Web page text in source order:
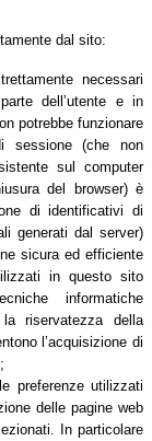
dal sito:
necessari
dell’utente e in
potrebbe funzionare
sessione (che non
sul computer
del browser) è
di identificativi di
generati dal server)
sicura ed efficiente
in questo sito
informatiche
la riservatezza della
l’acquisizione di
preferenze utilizzati
delle pagine web
In particolare